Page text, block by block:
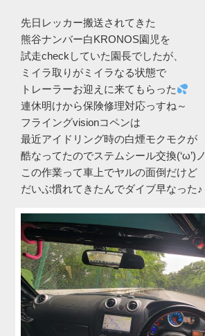
先日レッカー搬送されてきた
熊谷ナンバー白KRONOS園児を
試走checkしていた園長でしたが、
ミイラ取りがミイラなる状態で
トレーラーお迎えに来てもらった
連休明けから保険修理対応っすね～
フライングvisionコペンは
最近アイドリング時の白煙モクモクが
酷なってたのでステムシール交換(‘ω’)ノ
この作業って車上でヤルの面倒だけど
だいぶ慣れてきたんでダイブ早なった♪